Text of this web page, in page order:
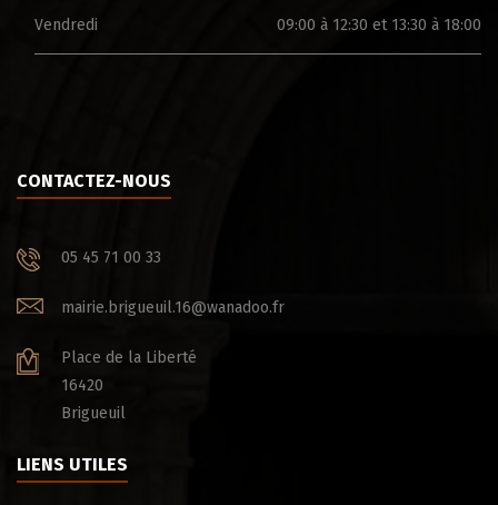
Vendredi 09:00 à 12:30 et 13:30 à 18:00
CONTACTEZ-NOUS
05 45 71 00 33
mairie.brigueuil.16@wanadoo.fr
Place de la Liberté
16420
Brigueuil
LIENS UTILES